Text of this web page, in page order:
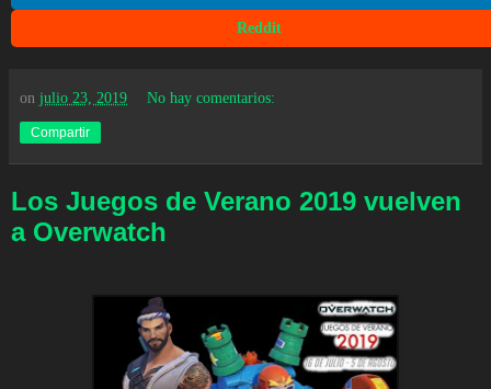
Reddit
on julio 23, 2019 No hay comentarios:
Compartir
Los Juegos de Verano 2019 vuelven
a Overwatch